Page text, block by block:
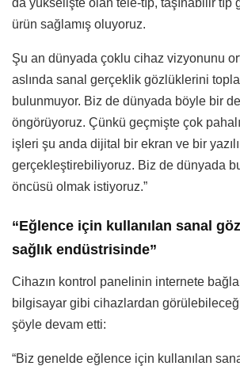
da yükselişte olan tele-tıp, taşınabilir tıp
ürün sağlamış oluyoruz.
Şu an dünyada çoklu cihaz vizyonunu
aslında sanal gerçeklik gözlüklerini
bulunmuyor. Biz de dünyada böyle bir
öngörüyoruz. Çünkü geçmişte çok
işleri şu anda dijital bir ekran ve bir
gerçekleştirebiliyoruz. Biz de dünyada
öncüsü olmak istiyoruz.”
“Eğlence için kullanılan sanal
sağlık endüstrisinde”
Cihazın kontrol panelinin internete
bilgisayar gibi cihazlardan
şöyle devam etti:
“Biz genelde eğlence için kullanılan